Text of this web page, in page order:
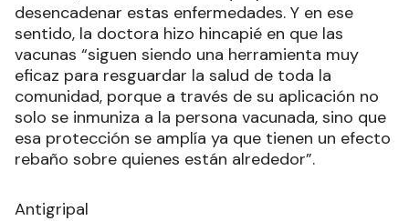
desencadenar estas enfermedades. Y en ese
sentido, la doctora hizo hincapié en que las
vacunas “siguen siendo una herramienta muy
eficaz para resguardar la salud de toda la
comunidad, porque a través de su aplicación no
solo se inmuniza a la persona vacunada, sino que
esa protección se amplía ya que tienen un efecto
rebaño sobre quienes están alrededor”.
Antigripal